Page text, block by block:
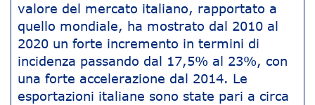
valore del mercato italiano, rapportato a
quello mondiale, ha mostrato dal 2010 al
2020 un forte incremento in termini di
incidenza passando dal 17,5% al 23%, con
una forte accelerazione dal 2014. Le
esportazioni italiane sono state pari a circa